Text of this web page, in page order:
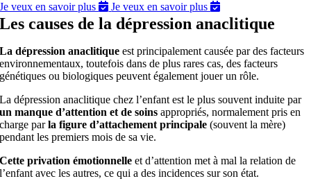
Je veux en savoir plus
Je veux en savoir plus
Les causes de la dépression anaclitique
La dépression anaclitique est principalement causée par des facteurs
environnementaux, toutefois dans de plus rares cas, des facteurs
génétiques ou biologiques peuvent également jouer un rôle.
La dépression anaclitique chez l’enfant est le plus souvent induite par
un manque d’attention et de soinsappropriés, normalement pris en
charge parla figure d’attachement principale(souvent la mère)
pendant les premiers mois de sa vie.
Cette privation émotionnelle et d’attention met à mal la relation de
l’enfant avec les autres, ce qui a des incidences sur son état.